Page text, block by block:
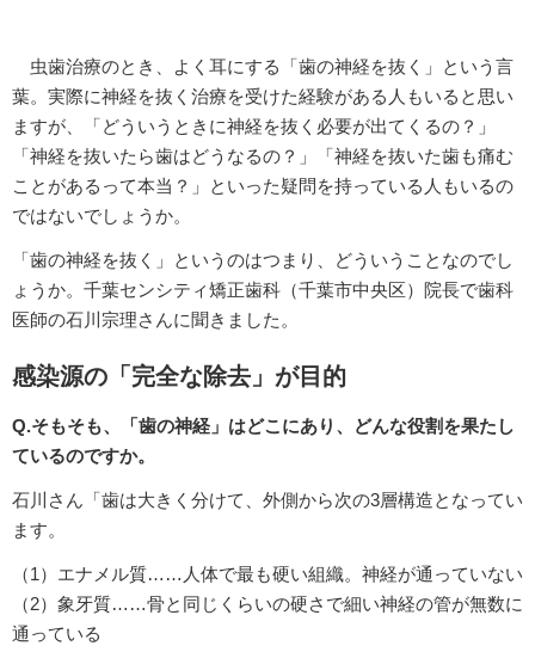
虫歯治療のとき、よく耳にする「歯の神経を抜く」という言
葉。実際に神経を抜く治療を受けた経験がある人もいると思い
ますが、「どういうときに神経を抜く必要が出てくるの？」
「神経を抜いたら歯はどうなるの？」「神経を抜いた歯も痛む
ことがあるって本当？」といった疑問を持っている人もいるの
ではないでしょうか。
「歯の神経を抜く」というのはつまり、どういうことなのでし
ょうか。千葉センシティ矯正歯科（千葉市中央区）院長で歯科
医師の石川宗理さんに聞きました。
感染源の「完全な除去」が目的
Q.そもそも、「歯の神経」はどこにあり、どんな役割を果たし
ているのですか。
石川さん「歯は大きく分けて、外側から次の3層構造となってい
ます。
（1）エナメル質……人体で最も硬い組織。神経が通っていない
（2）象牙質……骨と同じくらいの硬さで細い神経の管が無数に
通っている